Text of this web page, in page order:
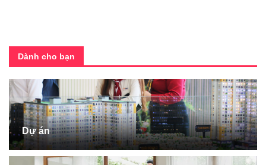
Dành cho bạn
Dự án